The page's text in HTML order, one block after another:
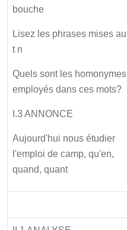
bouche
Lisez les phrases mises au
t n
Quels sont les homonymes
employés dans ces mots?
I.3 ANNONCE
Aujourd'hui nous étudier
l'emploi de camp, qu'en,
quand, quant